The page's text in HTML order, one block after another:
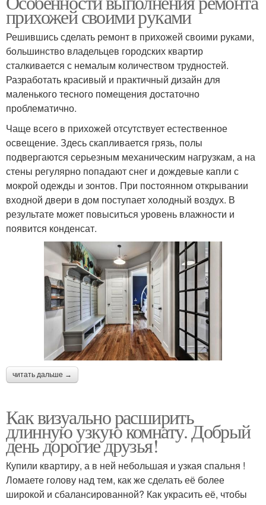
прихожей своими руками
Решившись сделать ремонт в прихожей своими руками,
большинство владельцев городских квартир
сталкивается с немалым количеством трудностей.
Разработать красивый и практичный дизайн для
маленького тесного помещения достаточно
проблематично.
Чаще всего в прихожей отсутствует естественное
освещение. Здесь скапливается грязь, полы
подвергаются серьезным механическим нагрузкам, а на
стены регулярно попадают снег и дождевые капли с
мокрой одежды и зонтов. При постоянном открывании
входной двери в дом поступает холодный воздух. В
результате может повыситься уровень влажности и
появится конденсат.
читать дальше →
Как визуально расширить
длинную узкую комнату. Добрый
день дорогие друзья!
Купили квартиру, а в ней небольшая и узкая спальня !
Ломаете голову над тем, как же сделать её более
широкой и сбалансированной? Как украсить её, чтобы